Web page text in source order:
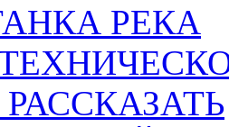
РЕКА